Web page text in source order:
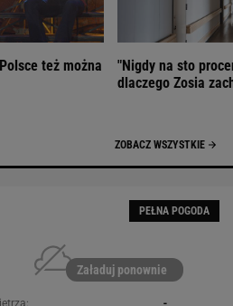
też można
"Nigdy na sto
dlaczego Zosia
ZOBACZ WSZYSTKIE
PEŁNA POGODA
Załaduj ponownie
-